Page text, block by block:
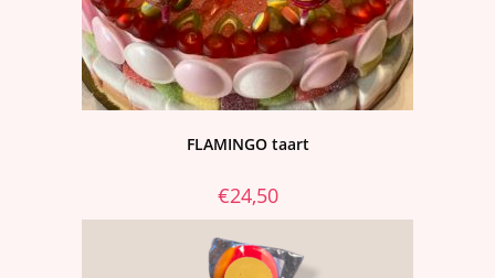
FLAMINGO taart
€24,50